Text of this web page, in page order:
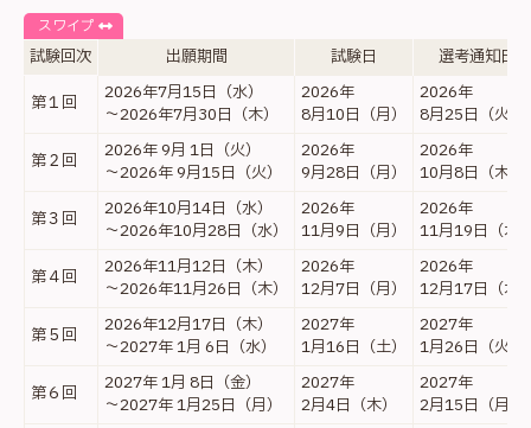
スワイプ
試験回次 出願期間 試験日
選考通知日
第１回
2026年7月15日（水）
～2026年7月30日（木）
2026年
8月10日（月）
2026年
8月25日（火）
第２回
2026年 9月 1日（火）
～2026年 9月15日（火）
2026年
9月28日（月）
2026年
10月8日（木）
第３回
2026年10月14日（水）
～2026年10月28日（水）
2026年
11月9日（月）
2026年
11月19日（木
第４回
2026年11月12日（木）
～2026年11月26日（木）
2026年
12月7日（月）
2026年
12月17日（木
第５回
2026年12月17日（木）
～2027年 1月 6日（水）
2027年
1月16日（土）
2027年
1月26日（火）
第６回
2027年 1月 8日（金）
～2027年 1月25日（月）
2027年
2月4日（木）
2027年
2月15日（月）